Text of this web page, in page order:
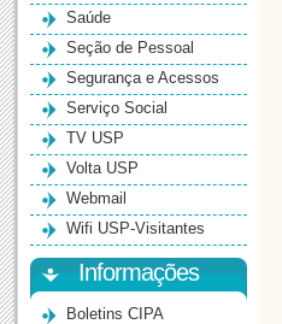
Saúde
Seção de Pessoal
Segurança e Acessos
Serviço Social
TV USP
Volta USP
Webmail
Wifi USP-Visitantes
Informações
Boletins CIPA